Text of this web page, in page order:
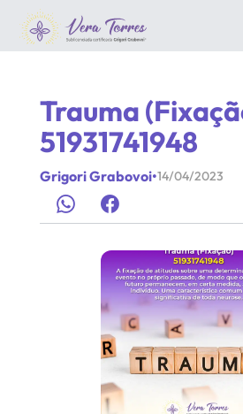
Trauma
51931741948
Grigori Grabovoi•14/04/2023